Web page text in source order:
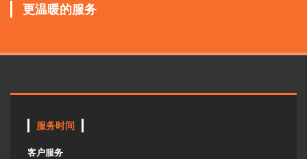
更温暖的服务
服务时间
客户服务